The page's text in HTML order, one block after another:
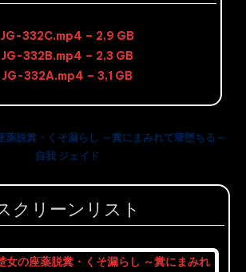
JG-332C.mp4 – 2,9 GB
JG-332B.mp4 – 2,3 GB
JG-332A.mp4 – 3,1 GB
脱糞・くそ漏らし ～糞にまみれて華堕ちる～
自我 ジェイド
クリーンリスト